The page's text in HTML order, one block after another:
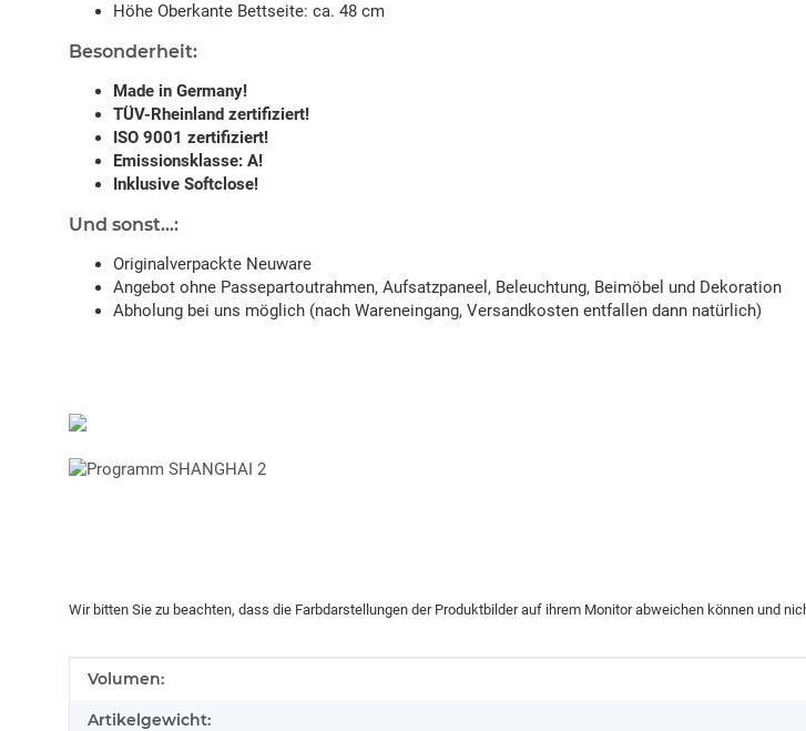
Höhe Oberkante Bettseite: ca. 48 cm
Besonderheit:
Made in Germany!
TÜV-Rheinland zertifiziert!
ISO 9001 zertifiziert!
Emissionsklasse: A!
Inklusive Softclose!
Und sonst...:
Originalverpackte Neuware
Angebot ohne Passepartoutrahmen, Aufsatzpaneel, Beleuchtung, Beimöbel und Dekoration
Abholung bei uns möglich (nach Wareneingang, Versandkosten entfallen dann natürlich)
Wir bitten Sie zu beachten, dass die Farbdarstellungen der Produktbilder auf ihrem Monitor abweichen können und
Produkteigenschaft
Wert
Volumen:
Artikelgewicht: